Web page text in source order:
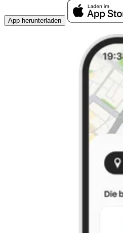
App herunterladen